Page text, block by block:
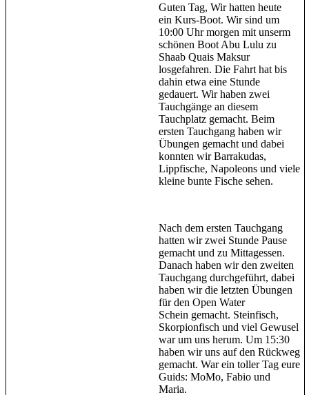
Guten Tag, Wir hatten heute
ein Kurs-Boot. Wir sind um
10:00 Uhr morgen mit unserm
schönen Boot Abu Lulu zu
Shaab Quais Maksur
losgefahren. Die Fahrt hat bis
dahin etwa eine Stunde
gedauert. Wir haben zwei
Tauchgänge an diesem
Tauchplatz gemacht. Beim
ersten Tauchgang haben wir
Übungen gemacht und dabei
konnten wir Barrakudas,
Lippfische, Napoleons und viele
kleine bunte Fische sehen.
Nach dem ersten Tauchgang
hatten wir zwei Stunde Pause
gemacht und zu Mittagessen.
Danach haben wir den zweiten
Tauchgang durchgeführt, dabei
haben wir die letzten Übungen
für den Open Water
Schein gemacht. Steinfisch,
Skorpionfisch und viel Gewusel
war um uns herum. Um 15:30
haben wir uns auf den Rückweg
gemacht. War ein toller Tag eure
Guids: MoMo, Fabio und
Maria.